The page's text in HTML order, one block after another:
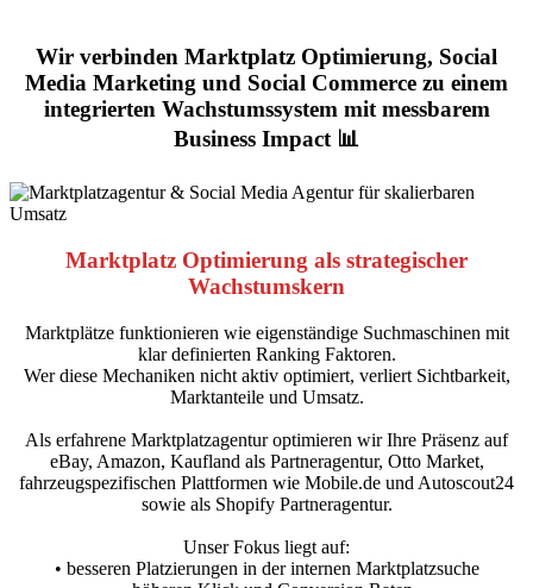
Wir verbinden Marktplatz Optimierung, Social
Media Marketing und Social Commerce zu einem
integrierten Wachstumssystem mit messbarem
Business Impact 📊
Marktplatz Optimierung als strategischer
Wachstumskern
Marktplätze funktionieren wie eigenständige Suchmaschinen mit
klar definierten Ranking Faktoren.
Wer diese Mechaniken nicht aktiv optimiert, verliert Sichtbarkeit,
Marktanteile und Umsatz.
Als erfahrene Marktplatzagentur optimieren wir Ihre Präsenz auf
eBay, Amazon, Kaufland als Partneragentur, Otto Market,
fahrzeugspezifischen Plattformen wie Mobile.de und Autoscout24
sowie als Shopify Partneragentur.
Unser Fokus liegt auf:
• besseren Platzierungen in der internen Marktplatzsuche